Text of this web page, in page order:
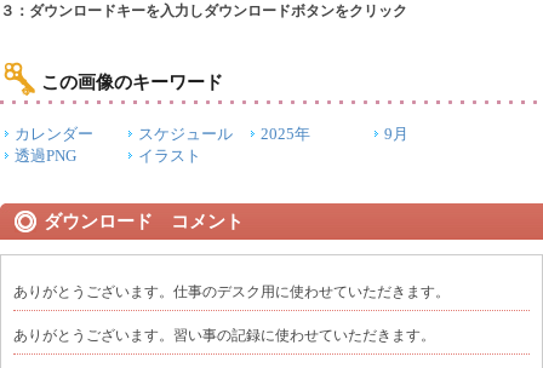
３：ダウンロードキーを入力しダウンロードボタンをクリック
この画像のキーワード
カレンダー スケジュール 2025年
9月
透過PNG
イラスト
ダウンロード コメント
ありがとうございます。仕事のデスク用に使わせていただきます。
ありがとうございます。習い事の記録に使わせていただきます。